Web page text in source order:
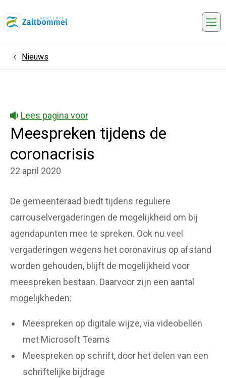
HomeNieuws
Lees pagina voor
Meespreken tijdens de
coronacrisis
22 april 2020
De gemeenteraad biedt tijdens reguliere
carrouselvergaderingen de mogelijkheid om bij
agendapunten mee te spreken. Ook nu veel
vergaderingen wegens het coronavirus op afstand
worden gehouden, blijft de mogelijkheid voor
meespreken bestaan. Daarvoor zijn een aantal
mogelijkheden:
Meespreken op digitale wijze, via videobellen
met Microsoft Teams
Meespreken op schrift, door het delen van een
schriftelijke bijdrage